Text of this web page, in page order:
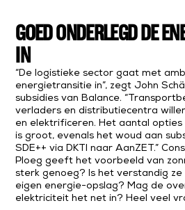
GOED ONDERLEGD DE
IN
“De logistieke sector gaat met
energietransitie in”, zegt John
subsidies van Balance.
verladers en distributiecentra
en elektrificeren. Het aantal
is groot, evenals het woud aan
SDE++ via DKTI naar AanZET.”
Ploeg geeft het voorbeeld van
sterk genoeg? Is het verstandig
eigen energie-opslag? Mag de
elektriciteit het net in? Heel veel